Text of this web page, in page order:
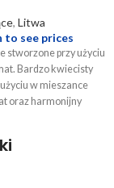
, Litwa
to see prices
stworzone przy użyciu
Bardzo kwiecisty
w mieszance
oraz harmonijny
Sweet przypadnie do
musujących.